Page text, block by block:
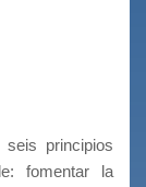
principios
fomentar la